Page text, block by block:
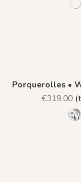
Porquerolles •
€319.00